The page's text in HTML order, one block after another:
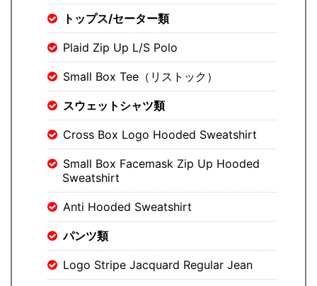
トップス/セーター類
Plaid Zip Up L/S Polo
Small Box Tee（リストック）
スウェットシャツ類
Cross Box Logo Hooded Sweatshirt
Small Box Facemask Zip Up Hooded
Sweatshirt
Anti Hooded Sweatshirt
パンツ類
Logo Stripe Jacquard Regular Jean